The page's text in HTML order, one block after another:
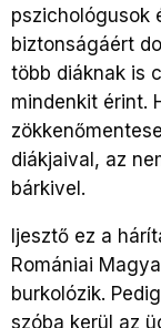
pszichológusok
biztonságáért
több diáknak is
mindenkit érint.
diákjaival, az
bárkivel.
Ijesztő ez a
Romániai
burkolózik.
szóba kerül az